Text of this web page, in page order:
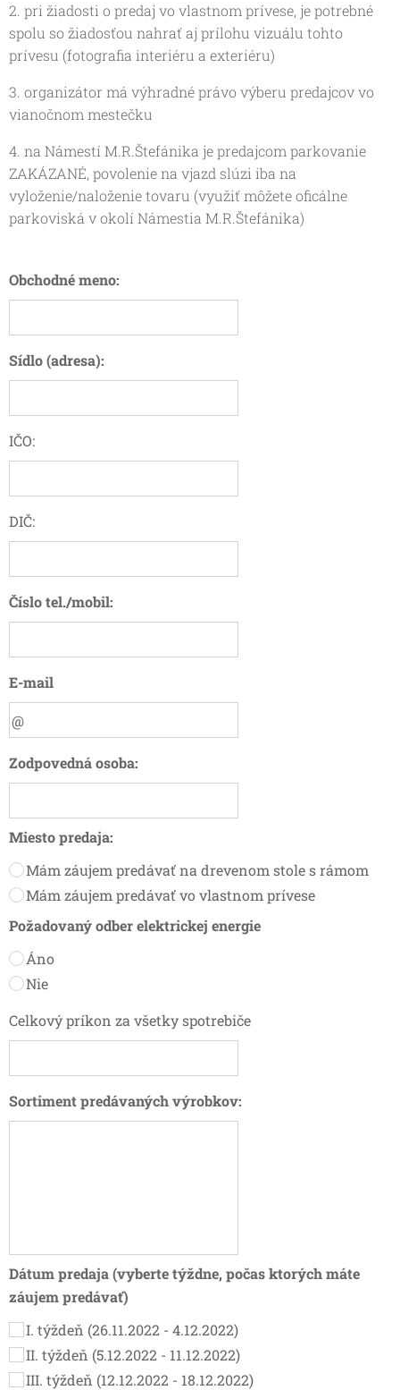
2. pri žiadosti o predaj vo vlastnom prívese, je potrebné
spolu so žiadosťou nahrať aj prílohu vizuálu tohto
prívesu (fotografia interiéru a exteriéru)
3. organizátor má výhradné právo výberu predajcov vo
vianočnom mestečku
4. na Námestí M.R.Štefánika je predajcom parkovanie
ZAKÁZANÉ, povolenie na vjazd slúzi iba na
vyloženie/naloženie tovaru (využiť môžete oficálne
parkoviská v okolí Námestia M.R.Štefánika)
Obchodné meno:
Sídlo (adresa):
IČO:
DIČ:
Číslo tel./mobil:
E-mail
Zodpovedná osoba:
Miesto predaja:
Mám záujem predávať na drevenom stole s rámom
Mám záujem predávať vo vlastnom prívese
Požadovaný odber elektrickej energie
Áno
Nie
Celkový príkon za všetky spotrebiče
Sortiment predávaných výrobkov:
Dátum predaja (vyberte týždne, počas ktorých máte
záujem predávať)
I. týždeň (26.11.2022 - 4.12.2022)
II. týždeň (5.12.2022 - 11.12.2022)
III. týždeň (12.12.2022 - 18.12.2022)